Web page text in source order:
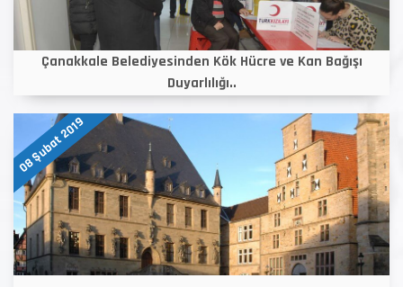
Çanakkale Belediyesinden Kök Hücre ve Kan Bağışı
Duyarlılığı..
08 Şubat 2019